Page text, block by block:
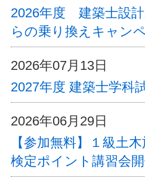
2026年度 建築士設
らの乗り換えキャン
2026年07月13日
2027年度 建築士学科
2026年06月29日
【参加無料】１級土
検定ポイント講習会